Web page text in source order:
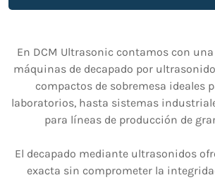
En DCM Ultrasonic contamos con
máquinas de decapado por
compactos de sobremesa ideales
laboratorios, hasta sistemas
para líneas de producción de
El decapado mediante ultrasonidos
exacta sin comprometer la